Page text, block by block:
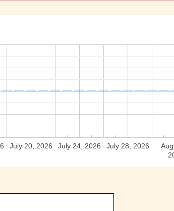
July 20, 2026 July 24, 2026 July 28, 2026